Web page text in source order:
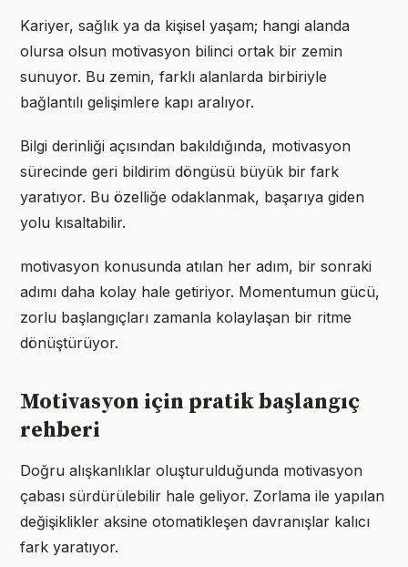
Kariyer, sağlık ya da kişisel yaşam; hangi alanda
olursa olsun motivasyon bilinci ortak bir zemin
sunuyor. Bu zemin, farklı alanlarda birbiriyle
bağlantılı gelişimlere kapı aralıyor.
Bilgi derinliği açısından bakıldığında, motivasyon
sürecinde geri bildirim döngüsü büyük bir fark
yaratıyor. Bu özelliğe odaklanmak, başarıya giden
yolu kısaltabilir.
motivasyon konusunda atılan her adım, bir sonraki
adımı daha kolay hale getiriyor. Momentumun gücü,
zorlu başlangıçları zamanla kolaylaşan bir ritme
dönüştürüyor.
Motivasyon için pratik başlangıç
rehberi
Doğru alışkanlıklar oluşturulduğunda motivasyon
çabası sürdürülebilir hale geliyor. Zorlama ile yapılan
değişiklikler aksine otomatikleşen davranışlar kalıcı
fark yaratıyor.